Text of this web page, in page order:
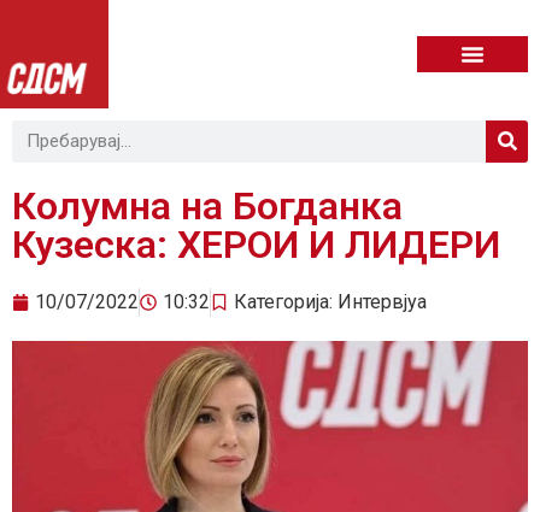
Колумна на Богданка
Кузеска: ХЕРОИ И ЛИДЕРИ
10/07/2022 10:32 Категорија: Интервјуа